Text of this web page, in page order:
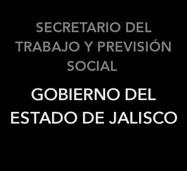
SECRETARIO DEL
TRABAJO Y PREVISIÓN
SOCIAL
GOBIERNO DEL
ESTADO DE JALISCO